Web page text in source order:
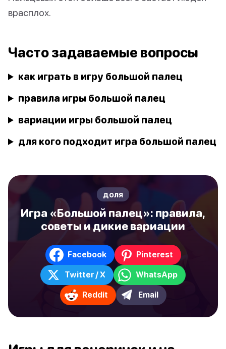
врасплох.
Часто задаваемые вопросы
как играть в игру большой палец
правила игры большой палец
вариации игры большой палец
для кого подходит игра большой палец
доля
Игра «Большой палец»: правила,
советы и дикие вариации
Facebook Pinterest
Twitter / X WhatsApp
Reddit Email